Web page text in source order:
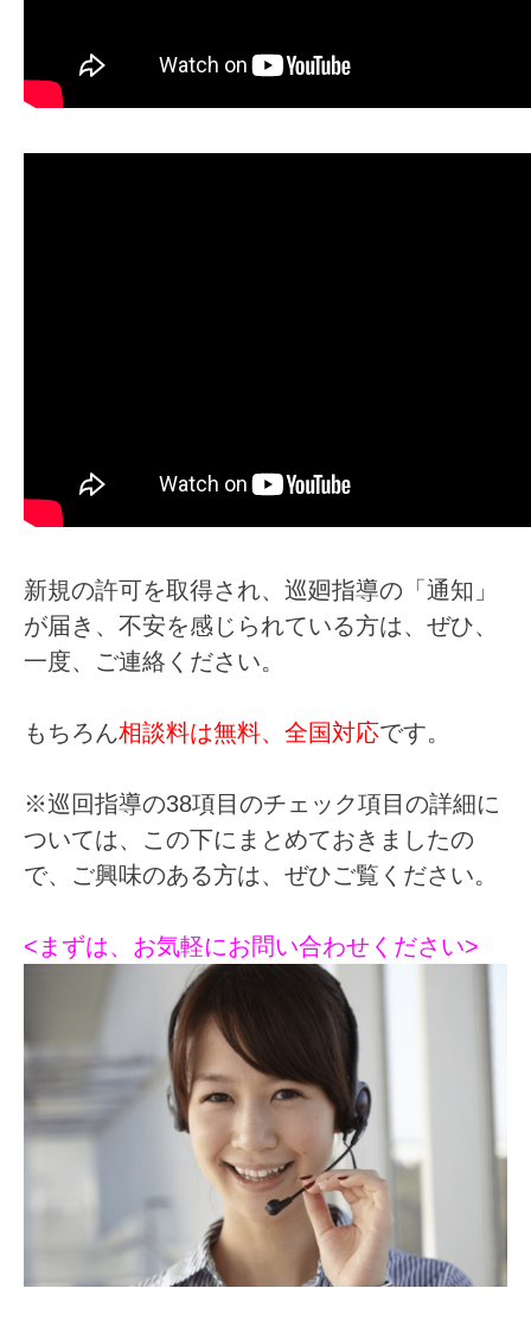
新規の許可を取得され、巡廻指導の「通知」
が届き、不安を感じられている方は、ぜひ、
一度、ご連絡ください。
もちろん相談料は無料、全国対応です。
※巡回指導の38項目のチェック項目の詳細に
ついては、この下にまとめておきましたの
で、ご興味のある方は、ぜひご覧ください。
<まずは、お気軽にお問い合わせください>